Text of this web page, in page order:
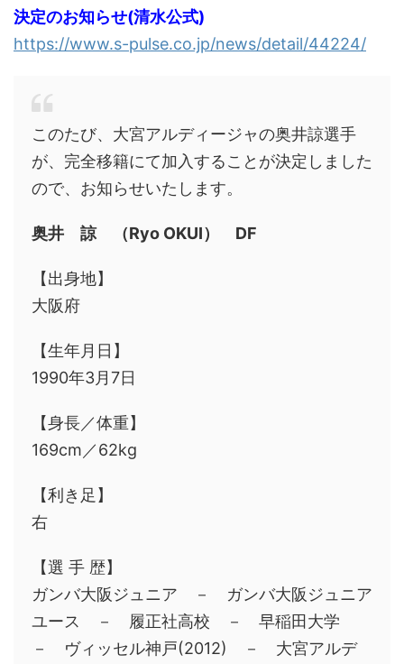
決定のお知らせ(清水公式)
https://www.s-pulse.co.jp/news/detail/44224/
このたび、大宮アルディージャの奥井諒選手
が、完全移籍にて加入することが決定しました
ので、お知らせいたします。
奥井 諒 （Ryo OKUI） DF
【出身地】
大阪府
【生年月日】
1990年3月7日
【身長／体重】
169cm／62kg
【利き足】
右
【選 手 歴】
ガンバ大阪ジュニア － ガンバ大阪ジュニア
ユース － 履正社高校 － 早稲田大学
－ ヴィッセル神戸(2012) － 大宮アルデ